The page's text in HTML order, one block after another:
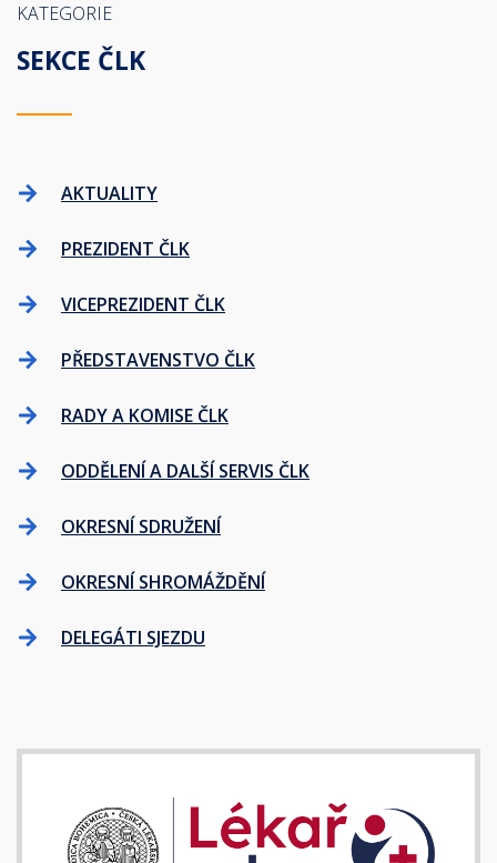
KATEGORIE
SEKCE ČLK
AKTUALITY
PREZIDENT ČLK
VICEPREZIDENT ČLK
PŘEDSTAVENSTVO ČLK
RADY A KOMISE ČLK
ODDĚLENÍ A DALŠÍ SERVIS ČLK
OKRESNÍ SDRUŽENÍ
OKRESNÍ SHROMÁŽDĚNÍ
DELEGÁTI SJEZDU